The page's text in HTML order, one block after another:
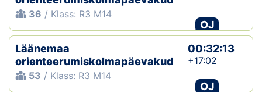
Galerii
Kaardid
Kalender
36 / Klass: R3 M14
OJ
Läänemaa
orienteerumiskolmapäevakud
53 / Klass: R3 M14
00:32:13
+17:02
OJ